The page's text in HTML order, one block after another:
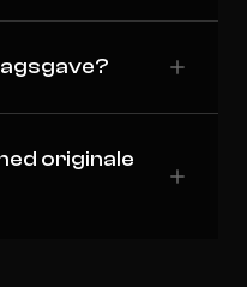
originale